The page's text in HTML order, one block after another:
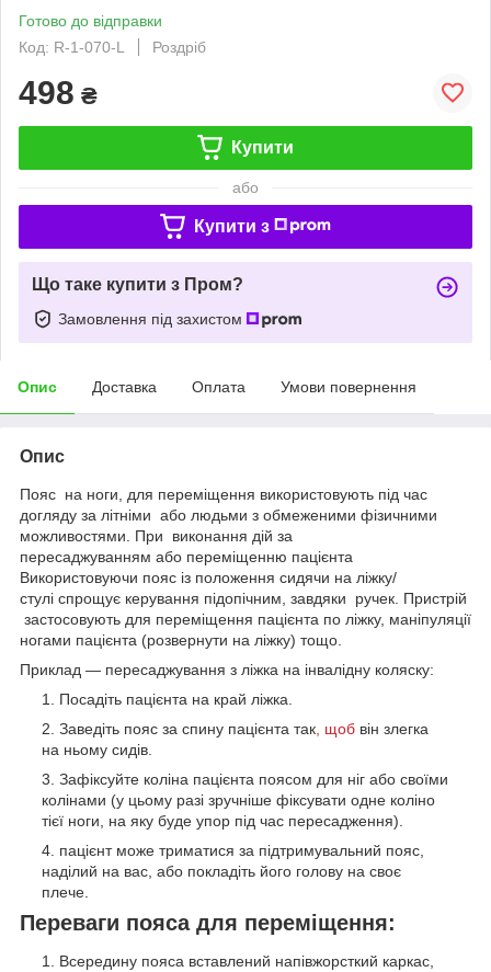
Готово до відправки
Код: R-1-070-L
Роздріб
498 ₴
Купити
або
Купити з
Що таке купити з Пром?
Замовлення під захистом
Опис Доставка Оплата Умови повернення
Опис
Пояс на ноги, для переміщення використовують під час
догляду за літніми або людьми з обмеженими фізичними
можливостями. При виконання дій за
пересаджуванням або переміщенню пацієнта
Використовуючи пояс із положення сидячи на ліжку/
стулі спрощує керування підопічним, завдяки ручек. Пристрій
застосовують для переміщення пацієнта по ліжку, маніпуляції
ногами пацієнта (розвернути на ліжку) тощо.
Приклад — пересаджування з ліжка на інвалідну коляску:
Посадіть пацієнта на край ліжка.
Заведіть пояс за спину пацієнта так , щоб він злегка
на ньому сидів.
Зафіксуйте коліна пацієнта поясом для ніг або своїми
колінами (у цьому разі зручніше фіксувати одне коліно
тієї ноги, на яку буде упор під час пересадження).
пацієнт може триматися за підтримувальний пояс,
наділий на вас, або покладіть його голову на своє
плече.
Переваги пояса для переміщення:
Всередину пояса вставлений напівжорсткий каркас,